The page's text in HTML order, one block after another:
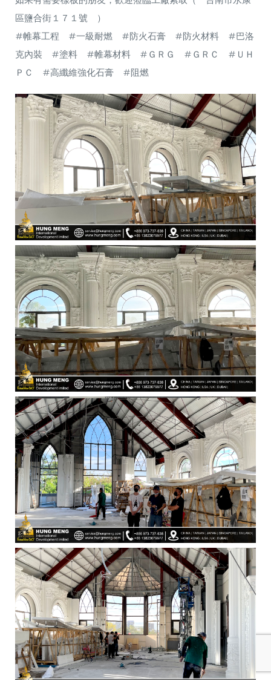
區鹽合街１７１號 ）
#帷幕工程
#一級耐燃 #防火石膏 #防火材料
#巴洛
克內裝
#塗料 #帷幕材料 #ＧＲＧ #ＧＲＣ
#ＵＨ
ＰＣ
#高纖維強化石膏 #阻燃